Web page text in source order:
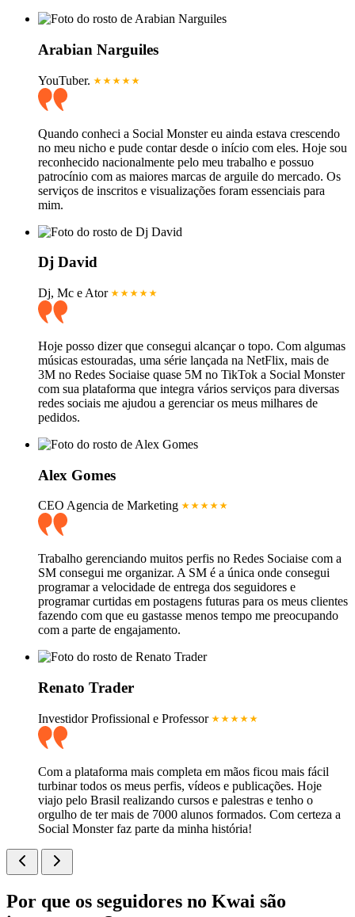
Arabian Narguiles
YouTuber.
Quando conheci a Social Monster eu ainda estava crescendo
no meu nicho e pude contar desde o início com eles. Hoje sou
reconhecido nacionalmente pelo meu trabalho e possuo
patrocínio com as maiores marcas de arguile do mercado. Os
serviços de inscritos e visualizações foram essenciais para
mim.
Dj David
Dj, Mc e Ator
Hoje posso dizer que consegui alcançar o topo. Com algumas
músicas estouradas, uma série lançada na NetFlix, mais de
3M no Redes Sociaise quase 5M no TikTok a Social Monster
com sua plataforma que integra vários serviços para diversas
redes sociais me ajudou a gerenciar os meus milhares de
pedidos.
Alex Gomes
CEO Agencia de Marketing
Trabalho gerenciando muitos perfis no Redes Sociaise com a
SM consegui me organizar. A SM é a única onde consegui
programar a velocidade de entrega dos seguidores e
programar curtidas em postagens futuras para os meus clientes
fazendo com que eu gastasse menos tempo me preocupando
com a parte de engajamento.
Renato Trader
Investidor Profissional e Professor
Com a plataforma mais completa em mãos ficou mais fácil
turbinar todos os meus perfis, vídeos e publicações. Hoje
viajo pelo Brasil realizando cursos e palestras e tenho o
orgulho de ter mais de 7000 alunos formados. Com certeza a
Social Monster faz parte da minha história!
Por que os seguidores no Kwai são